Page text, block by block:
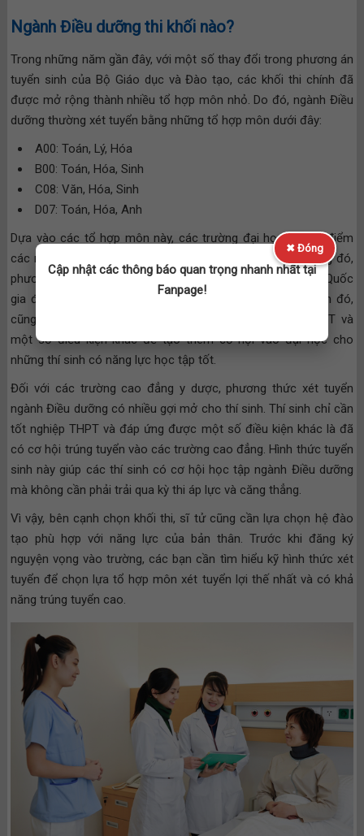
Ngành Điều dưỡng thi khối nào?
Trong những năm gần đây, với một số thay đổi trong phương án
tuyển sinh của Bộ Giáo dục và Đào tạo, các khối thi chính đã
được mở rộng thành nhiều tổ hợp môn nhỏ. Do đó, ngành Điều
dưỡng thường xét tuyển bằng những tổ hợp môn dưới đây:
A00: Toán, Lý, Hóa
B00: Toán, Hóa, Sinh
C08: Văn, Hóa, Sinh
D07: Toán, Hóa, Anh
Dựa vào các tổ hợp môn này, các trường đại học sẽ xét điểm
các môn thi từ cao trở xuống cho đến khi đủ chỉ tiêu. Trong đó,
phương thức xét tuyển dựa vào điểm thi tốt nghiệp THPT Quốc
gia được áp dụng tại hầu hết các trường y dược. Bên cạnh đó,
cũng có một số trường còn xét tuyển bằng học bạ THPT và
một số điều kiện khác để tạo thêm cơ hội vào đại học cho
những thí sinh có năng lực học tập tốt.
Đối với các trường cao đẳng y dược, phương thức xét tuyển
ngành Điều dưỡng có nhiều gợi mở cho thí sinh. Thí sinh chỉ cần
tốt nghiệp THPT và đáp ứng được một số điều kiện khác là đã
có cơ hội trúng tuyển vào các trường cao đẳng. Hình thức tuyển
sinh này giúp các thí sinh có cơ hội học tập ngành Điều dưỡng
mà không cần phải trải qua kỳ thi áp lực và căng thẳng.
Vì vậy, bên cạnh chọn khối thi, sĩ tử cũng cần lựa chọn hệ đào
tạo phù hợp với năng lực của bản thân. Trước khi đăng ký
nguyện vọng vào trường, các bạn cần tìm hiểu kỹ hình thức xét
tuyển để chọn lựa tổ hợp môn xét tuyển lợi thế nhất và có khả
năng trúng tuyển cao.
✖ Đóng
Cập nhật các thông báo quan trọng nhanh nhất tại
Fanpage!